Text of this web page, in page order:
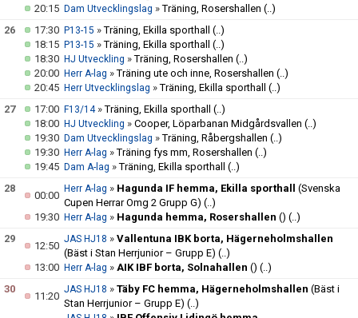
20:15 Dam Utvecklingslag »Träning, Rosershallen (..)
26
17:30 P13-15 »Träning, Ekilla sporthall (..)
18:15 P13-15 »Träning, Ekilla sporthall (..)
18:30 HJ Utveckling »Träning, Rosershallen (..)
20:00 Herr A-lag »Träning ute och inne, Rosershallen (..)
20:45 Herr Utvecklingslag »Träning, Ekilla sporthall (..)
27
17:00 F13/14»Träning, Ekilla sporthall (..)
18:00 HJ Utveckling » Cooper, Löparbanan Midgårdsvallen (..)
19:30 Dam Utvecklingslag »Träning, Råbergshallen (..)
19:30 Herr A-lag »Träning fys mm, Rosershallen (..)
19:45 Dam A-lag »Träning, Ekilla sporthall (..)
28
00:00
Herr A-lag » Hagunda IF hemma, Ekilla sporthall
(Svenska
Cupen Herrar Omg 2 Grupp G) (..)
19:30 Herr A-lag » Hagunda hemma, Rosershallen () (..)
29
12:50
JAS HJ18 » Vallentuna IBK borta, Hägerneholmshallen
(Bäst i Stan Herrjunior – Grupp E) (..)
13:00 Herr A-lag » AIK IBF borta, Solnahallen () (..)
30
11:20
JAS HJ18 » Täby FC hemma, Hägerneholmshallen (Bäst i
Stan Herrjunior – Grupp E) (..)